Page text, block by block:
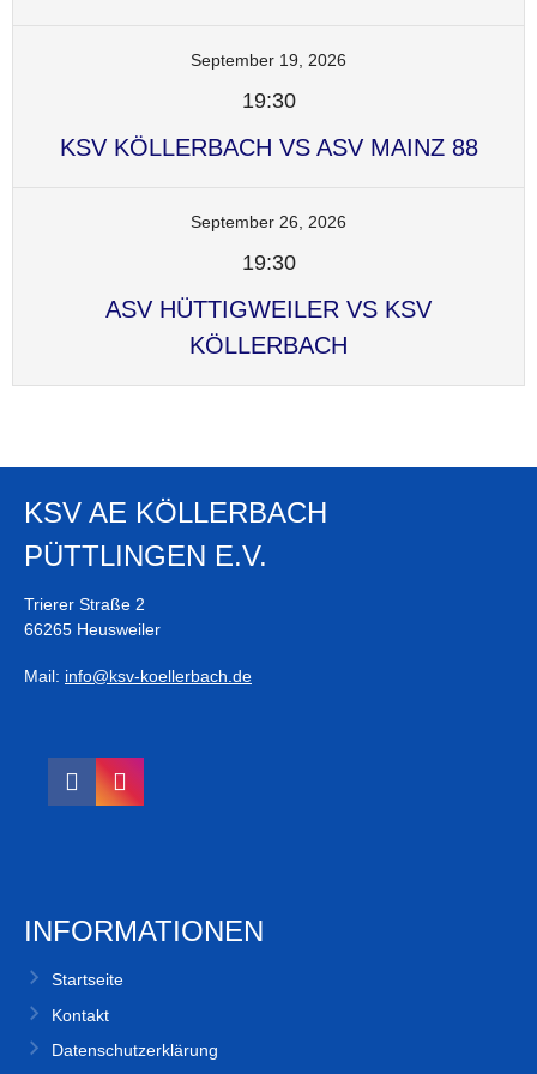
September 19, 2026
19:30
KSV KÖLLERBACH VS ASV MAINZ 88
September 26, 2026
19:30
ASV HÜTTIGWEILER VS KSV
KÖLLERBACH
KSV AE KÖLLERBACH
PÜTTLINGEN E.V.
Trierer Straße 2
66265 Heusweiler
Mail: info@ksv-koellerbach.de
INFORMATIONEN
Startseite
Kontakt
Datenschutzerklärung